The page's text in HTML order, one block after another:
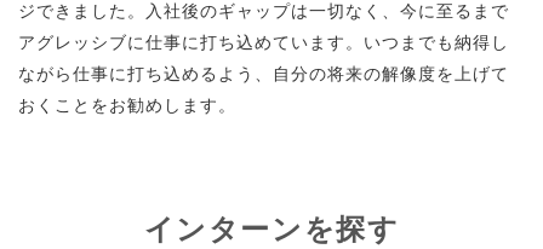
ジできました。入社後のギャップは一切なく、今に至るまで
アグレッシブに仕事に打ち込めています。いつまでも納得し
ながら仕事に打ち込めるよう、自分の将来の解像度を上げて
おくことをお勧めします。
インターンを探す